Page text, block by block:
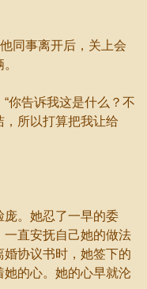
同事离开后，关上会
告诉我这是什么？不
所以打算把我让给
。她忍了一早的委
一直安抚自己她的做法
协议书时，她签下的
的心。她的心早就沦